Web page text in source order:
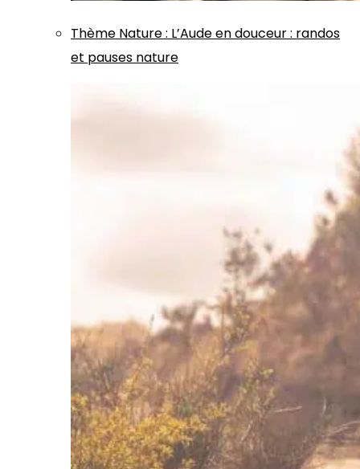
Thème Nature: L’Aude en douceur : randos
et pauses nature